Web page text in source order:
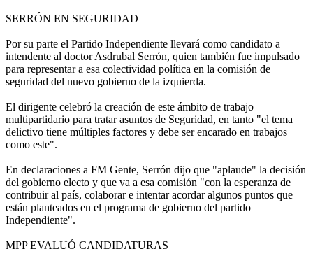
SERRÓN EN SEGURIDAD
Por su parte el Partido Independiente llevará como candidato a
intendente al doctor Asdrubal Serrón, quien también fue impulsado
para representar a esa colectividad política en la comisión de
seguridad del nuevo gobierno de la izquierda.
El dirigente celebró la creación de este ámbito de trabajo
multipartidario para tratar asuntos de Seguridad, en tanto "el tema
delictivo tiene múltiples factores y debe ser encarado en trabajos
como este".
En declaraciones a FM Gente, Serrón dijo que "aplaude" la decisión
del gobierno electo y que va a esa comisión "con la esperanza de
contribuir al país, colaborar e intentar acordar algunos puntos que
están planteados en el programa de gobierno del partido
Independiente".
MPP EVALUÓ CANDIDATURAS